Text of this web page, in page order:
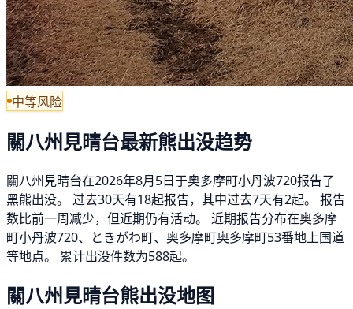
中等风险
關八州見晴台最新熊出没趋势
關八州見晴台在2026年8月5日于奥多摩町小丹波720报告了
黑熊出没。 过去30天有18起报告，其中过去7天有2起。 报告
数比前一周减少，但近期仍有活动。 近期报告分布在奥多摩
町小丹波720、ときがわ町、奥多摩町奥多摩町53番地上国道
等地点。 累计出没件数为588起。
關八州見晴台熊出没地图